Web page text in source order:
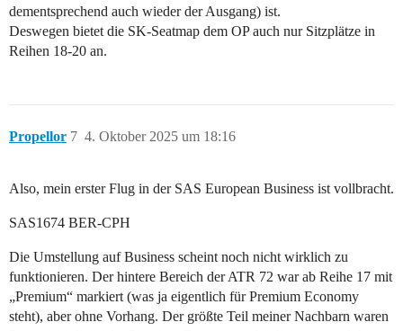
dementsprechend auch wieder der Ausgang) ist.
Deswegen bietet die SK-Seatmap dem OP auch nur Sitzplätze in
Reihen 18-20 an.
Propellor 4. Oktober 2025 um 18:16
7
Also, mein erster Flug in der SAS European Business ist vollbracht.
SAS1674 BER-CPH
Die Umstellung auf Business scheint noch nicht wirklich zu
funktionieren. Der hintere Bereich der ATR 72 war ab Reihe 17 mit
„Premium“ markiert (was ja eigentlich für Premium Economy
steht), aber ohne Vorhang. Der größte Teil meiner Nachbarn waren